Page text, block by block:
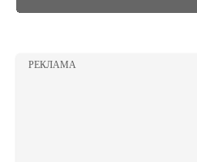
РЕКЛАМА